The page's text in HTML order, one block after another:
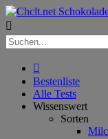


Bestenliste
Alle Tests
Wissenswert
Sorten